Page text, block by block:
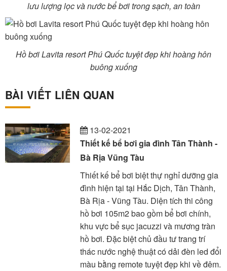
lưu lượng lọc và nước bể bơi trong sạch, an toàn
Hồ bơi Lavita resort Phú Quốc tuyệt đẹp khi hoàng hôn
buông xuống
BÀI VIẾT LIÊN QUAN
13-02-2021
Thiết kế bể bơi gia đình Tân Thành -
Bà Rịa Vũng Tàu
Thiết kế bể bơi biệt thự nghỉ dưỡng gia
đình hiện tại tại Hắc Dịch, Tân Thành,
Bà Rịa - Vũng Tàu. Diện tích thi công
hồ bơi 105m2 bao gồm bể bơi chính,
khu vực bể sục jacuzzi và mương tràn
hồ bơi. Đặc biệt chủ đầu tư trang trí
thác nước nghệ thuật có dải đèn led đổi
màu bằng remote tuyệt đẹp khi về đêm.